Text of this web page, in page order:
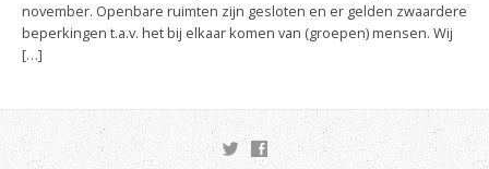
november. Openbare ruimten zijn gesloten en er gelden zwaardere
beperkingen t.a.v. het bij elkaar komen van (groepen) mensen. Wij
[…]